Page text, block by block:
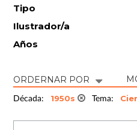
Tipo
Ilustrador/a
Años
ORDERNAR POR
Década: 1950s Tema: